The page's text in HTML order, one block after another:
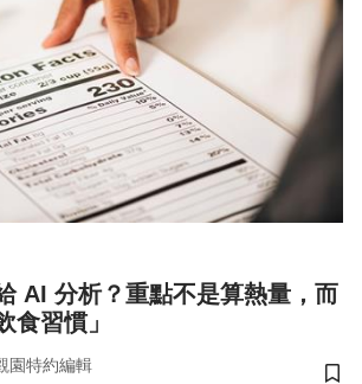
AI 分析？重點不是算熱量，而
食習慣」
園特約編輯